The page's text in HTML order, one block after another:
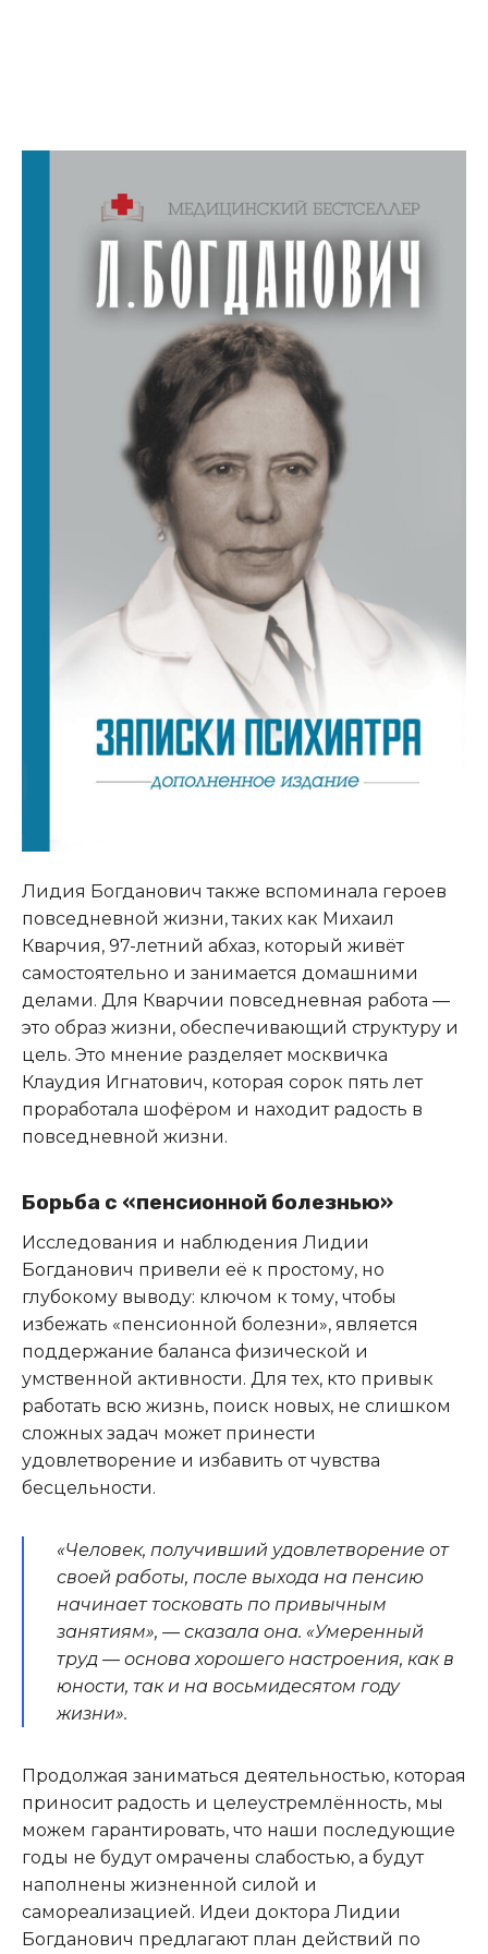
Лидия Богданович также вспоминала героев
повседневной жизни, таких как Михаил
Кварчия, 97-летний абхаз, который живёт
самостоятельно и занимается домашними
делами. Для Кварчии повседневная работа —
это образ жизни, обеспечивающий структуру и
цель. Это мнение разделяет москвичка
Клаудия Игнатович, которая сорок пять лет
проработала шофёром и находит радость в
повседневной жизни.
Борьба с «пенсионной болезнью»
Исследования и наблюдения Лидии
Богданович привели её к простому, но
глубокому выводу: ключом к тому, чтобы
избежать «пенсионной болезни», является
поддержание баланса физической и
умственной активности. Для тех, кто привык
работать всю жизнь, поиск новых, не слишком
сложных задач может принести
удовлетворение и избавить от чувства
бесцельности.
«Человек, получивший удовлетворение от
своей работы, после выхода на пенсию
начинает тосковать по привычным
занятиям», — сказала она. «Умеренный
труд — основа хорошего настроения, как в
юности, так и на восьмидесятом году
жизни».
Продолжая заниматься деятельностью, которая
приносит радость и целеустремлённость, мы
можем гарантировать, что наши последующие
годы не будут омрачены слабостью, а будут
наполнены жизненной силой и
самореализацией. Идеи доктора Лидии
Богданович предлагают план действий по